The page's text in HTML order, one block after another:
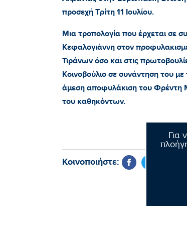
Για
προσεχή Τρίτη 11 Ιουλίου.
Μια τροπολογία που έρχεται σε
Κεφαλογιάννη στον
Τιράνων όσο και στις
Κοινοβούλιο σε συνάντηση του
άμεση αποφυλάκιση του Φρέντη
του καθηκόντων.
Κοινοποιήστε: